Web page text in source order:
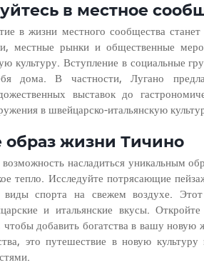
в местное
в жизни местного сообщества
местные рынки и общественные
культуру. Вступление в социальные
дома. В частности, Лугано
выставок до
в швейцарско-итальянскую
образ жизни Тичино
насладиться уникальным
тепло. Исследуйте потрясающие
спорта на свежем воздухе.
и итальянские вкусы.
добавить богатства в вашу
это путешествие в новую